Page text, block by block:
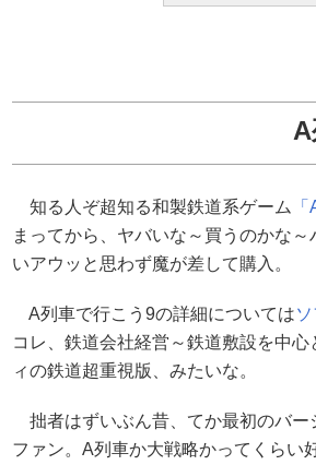
知る人ぞ超知る和製鉄道系ゲーム
まってから、ヤバいな～買うのかな
いアウッと思わず魔が差して購入。
A列車で行こう9の詳細については
コレ、鉄道会社経営～鉄道敷設を中
ィの鉄道超重視版、みたいな。
拙者はずいぶん昔、てか最初のバー
ファン。A列車か大戦略かってくらい